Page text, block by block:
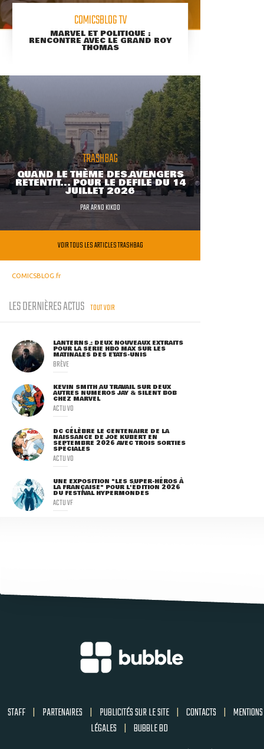
COMICSBLOG TV
MARVEL ET POLITIQUE :
RENCONTRE AVEC LE GRAND ROY
THOMAS
TRASHBAG
QUAND LE THÈME DES AVENGERS
RETENTIT... POUR LE DÉFILÉ DU 14
JUILLET 2026
PARARNO KIKOO
VOIR TOUS LES ARTICLES TRASHBAG
COMICSBLOG.fr
LES DERNIÈRES ACTUS TOUT VOIR
LANTERNS : DEUX NOUVEAUX EXTRAITS
POUR LA SÉRIE HBO MAX SUR LES
MATINALES DES ETATS-UNIS
BRÈVE
KEVIN SMITH AU TRAVAIL SUR DEUX
AUTRES NUMÉROS JAY & SILENT BOB
CHEZ MARVEL
ACTU VO
DC CÉLÈBRE LE CENTENAIRE DE LA
NAISSANCE DE JOE KUBERT EN
SEPTEMBRE 2026 AVEC TROIS SORTIES
SPÉCIALES
ACTU VO
UNE EXPOSITION "LES SUPER-HÉROS À
LA FRANÇAISE" POUR L'ÉDITION 2026
DU FESTIVAL HYPERMONDES
ACTU VF
STAFF | PARTENAIRES | PUBLICITÉS SUR LE SITE | CONTACTS | MENTIONS
LÉGALES | BUBBLE BD